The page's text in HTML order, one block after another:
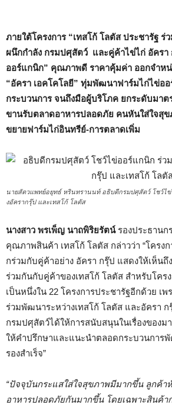
ภายใต้โครงการ “เทสโก้ โลตัส ประชารัฐ ร่
ผนึกกำลัง กรมปศุสัตว์ และคู่ค้าไข่ไก่ อัคร
ออร์แกนิก” คุณภาพดี ราคาคุ้มค่า ออกจำห
“อัครา เอคโคโลยี” ทุ่มพัฒนาฟาร์มไก่ไข่อ
กระบวนการ จนถึงมือผู้บริโภค ยกระดับมาต
ขานรับตลาดอาหารปลอดภัย คนหันใส่ใจสุ
ขยายฟาร์มไก่อินทรีย์-การตลาดเพิ่ม
นายสัตวแพทย์อยุทธ์ หรินทรานนท์ อธิบดีกรมปศุสัตว์ โชว์ไ
งอัครากรุ๊ป และเทสโก้ โลตัส
นางสาว พรเพ็ญ นาถพิริยรัตน์รองประธานก
คุณภาพสินค้า เทสโก้ โลตัส กล่าวว่า “โคร
กร่วมกับคู่ค้าอย่าง อัครา กรุ๊ป แสดงให้เห็นถึ
ร่วมกันกับคู่ค้าของเทสโก้ โลตัส สำหรับโคร
เป็นหนึ่งใน 22 โครงการประชารัฐอีกด้วย เ
ร่วมพัฒนาระหว่างเทสโก้ โลตัส และอัครา ก
กรมปศุสัตว์ได้ให้การสนับสนุนในเรื่องของม
ให้คำปรึกษาและแนะนำตลอดกระบวนการ
รองสำเร็จ”
“ปัจจุบันกระแสใส่ใจสุขภาพมีมากขึ้น ลูกค้า
อาหารปลอดภัยกันมากขึ้น โดยเฉพาะสินค้